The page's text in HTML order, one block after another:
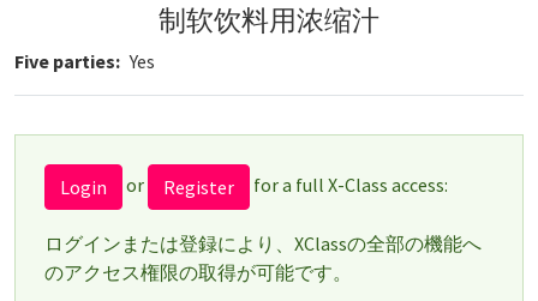
制软饮料用浓缩汁
Five parties Yes
Login or Register for a full X-Class access:
ログインまたは登録により、XClassの全部の機能へ
のアクセス権限の取得が可能です。